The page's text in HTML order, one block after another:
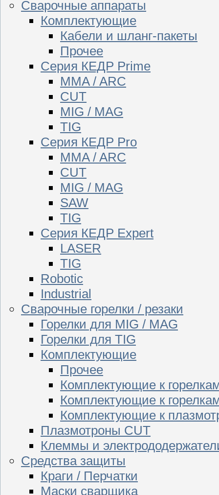
Сварочные аппараты
Комплектующие
Кабели и шланг-пакеты
Прочее
Серия КЕДР Prime
MMA / ARC
CUT
MIG / MAG
TIG
Серия КЕДР Pro
MMA / ARC
CUT
MIG / MAG
SAW
TIG
Серия КЕДР Expert
LASER
TIG
Robotic
Industrial
Сварочные горелки / резаки
Горелки для MIG / MAG
Горелки для TIG
Комплектующие
Прочее
Комплектующие к
Комплектующие к
Комплектующие к
Плазмотроны CUT
Клеммы и
Средства защиты
Краги / Перчатки
Маски сварщика